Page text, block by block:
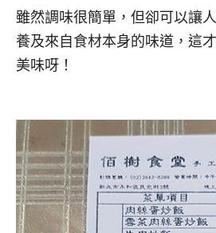
雖然調味很簡單，但卻可以讓
養及來自食材本身的味道，這
美味呀！